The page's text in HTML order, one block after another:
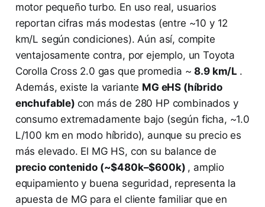
motor pequeño turbo. En uso real, usuarios
reportan cifras más modestas (entre ~10 y 12
km/L según condiciones). Aún así, compite
ventajosamente contra, por ejemplo, un Toyota
Corolla Cross 2.0 gas que promedia ~8.9 km/L ​.
Además, existe la variante MG eHS (híbrido
enchufable) con más de 280 HP combinados y
consumo extremadamente bajo (según ficha, ~1.0
L/100 km en modo híbrido), aunque su precio es
más elevado. El MG HS, con su balance de
precio contenido (~$480k–$600k) , amplio
equipamiento y buena seguridad, representa la
apuesta de MG para el cliente familiar que en